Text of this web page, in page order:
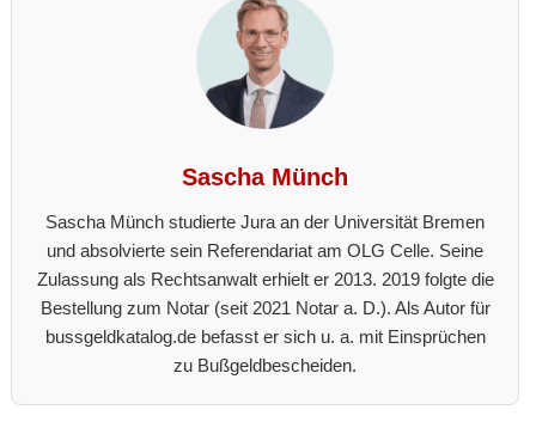
Sascha Münch
Sascha Münch studierte Jura an der Universität Bremen
und absolvierte sein Referendariat am OLG Celle. Seine
Zulassung als Rechtsanwalt erhielt er 2013. 2019 folgte die
Bestellung zum Notar (seit 2021 Notar a. D.). Als Autor für
bussgeldkatalog.de befasst er sich u. a. mit Einsprüchen
zu Bußgeldbescheiden.